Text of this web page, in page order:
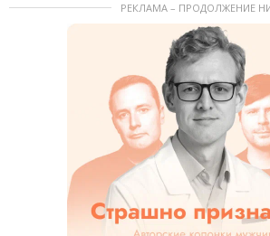
РЕКЛАМА – ПРОДОЛЖЕНИЕ